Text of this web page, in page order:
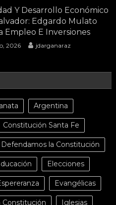
Y Desarrollo Económico
Edgardo Mulato
Empleo E Inversiones
2026 jdarganaraz
Argentina
Constitución Santa Fe
Defendamos la Constitución
Elecciones
Evangélicas
Constitución Iglesias